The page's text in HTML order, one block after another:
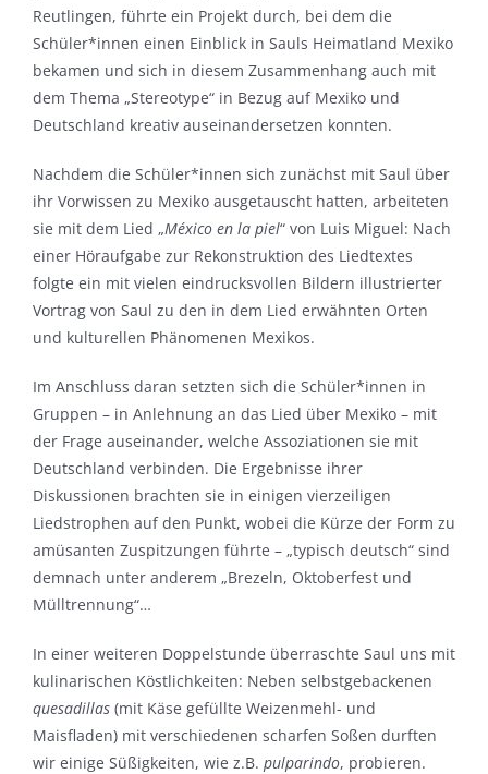
Reutlingen, führte ein Projekt durch, bei dem die
Schüler*innen einen Einblick in Sauls Heimatland Mexiko
bekamen und sich in diesem Zusammenhang auch mit
dem Thema „Stereotype“ in Bezug auf Mexiko und
Deutschland kreativ auseinandersetzen konnten.
Nachdem die Schüler*innen sich zunächst mit Saul über
ihr Vorwissen zu Mexiko ausgetauscht hatten, arbeiteten
sie mit dem Lied „México en la piel“ von Luis Miguel: Nach
einer Höraufgabe zur Rekonstruktion des Liedtextes
folgte ein mit vielen eindrucksvollen Bildern illustrierter
Vortrag von Saul zu den in dem Lied erwähnten Orten
und kulturellen Phänomenen Mexikos.
Im Anschluss daran setzten sich die Schüler*innen in
Gruppen – in Anlehnung an das Lied über Mexiko – mit
der Frage auseinander, welche Assoziationen sie mit
Deutschland verbinden. Die Ergebnisse ihrer
Diskussionen brachten sie in einigen vierzeiligen
Liedstrophen auf den Punkt, wobei die Kürze der Form zu
amüsanten Zuspitzungen führte – „typisch deutsch“ sind
demnach unter anderem „Brezeln, Oktoberfest und
Mülltrennung“…
In einer weiteren Doppelstunde überraschte Saul uns mit
kulinarischen Köstlichkeiten: Neben selbstgebackenen
quesadillas(mit Käse gefüllte Weizenmehl- und
Maisfladen) mit verschiedenen scharfen Soßen durften
wir einige Süßigkeiten, wie z.B. pulparindo, probieren.